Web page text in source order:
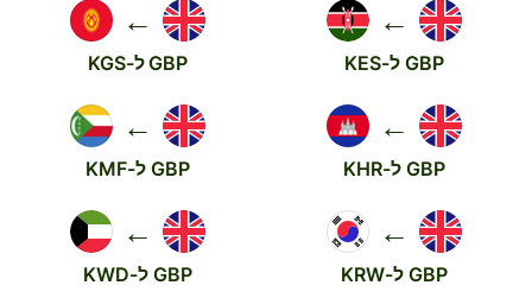
←
GBP ל-KES
←
GBP ל-KGS
←
GBP ל-KHR
←
GBP ל-KMF
←
GBP ל-KRW
←
GBP ל-KWD